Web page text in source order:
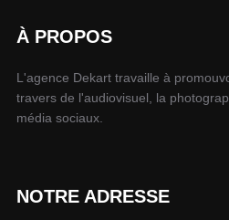
À PROPOS
L'agence Dekart travaille à
travers de l'audiovisuel, la
média sociaux.
NOTRE ADRESSE